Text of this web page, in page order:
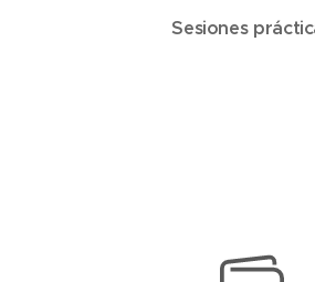
Sesiones